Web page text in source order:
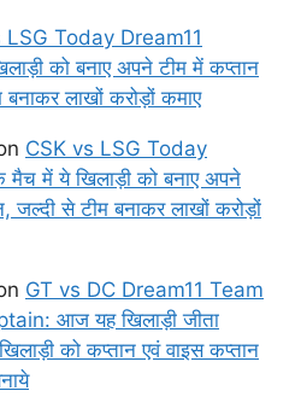
LSG Today Dream11
को बनाए अपने टीम में कप्तान
लाखों करोड़ों कमाए
CSK vs LSG Today
में ये खिलाड़ी को बनाए अपने
जल्दी से टीम बनाकर लाखों करोड़ों
GT vs DC Dream11 Team
आज यह खिलाड़ी जीता
को कप्तान एवं वाइस कप्तान